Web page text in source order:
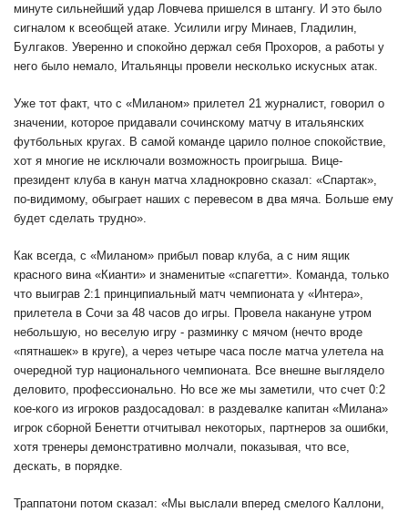
минуте сильнейший удар Ловчева пришелся в штангу. И это было
сигналом к всеобщей атаке. Усилили игру Минаев, Гладилин,
Булгаков. Уверенно и спокойно держал себя Прохоров, а работы у
него было немало, Итальянцы провели несколько искусных атак.
Уже тот факт, что с «Миланом» прилетел 21 журналист, говорил о
значении, которое придавали сочинскому матчу в итальянских
футбольных кругах. В самой команде царило полное спокойствие,
хот я многие не исключали возможность проигрыша. Вице-
президент клуба в канун матча хладнокровно сказал: «Спартак»,
по-видимому, обыграет наших с перевесом в два мяча. Больше ему
будет сделать трудно».
Как всегда, с «Миланом» прибыл повар клуба, а с ним ящик
красного вина «Кианти» и знаменитые «спагетти». Команда, только
что выиграв 2:1 принципиальный матч чемпионата у «Интера»,
прилетела в Сочи за 48 часов до игры. Провела накануне утром
небольшую, но веселую игру - разминку с мячом (нечто вроде
«пятнашек» в круге), а через четыре часа после матча улетела на
очередной тур национального чемпионата. Все внешне выглядело
деловито, профессионально. Но все же мы заметили, что счет 0:2
кое-кого из игроков раздосадовал: в раздевалке капитан «Милана»
игрок сборной Бенетти отчитывал некоторых, партнеров за ошибки,
хотя тренеры демонстративно молчали, показывая, что все,
дескать, в порядке.
Траппатони потом сказал: «Мы выслали вперед смелого Каллони,